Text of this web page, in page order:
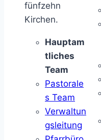
fünfzehn
Kirchen.
Hauptam
tliches
Team
Pastorale
s Team
Verwaltun
gsleitung